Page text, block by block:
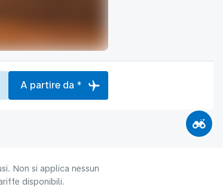
A partire da *
Non si applica nessun
disponibili.